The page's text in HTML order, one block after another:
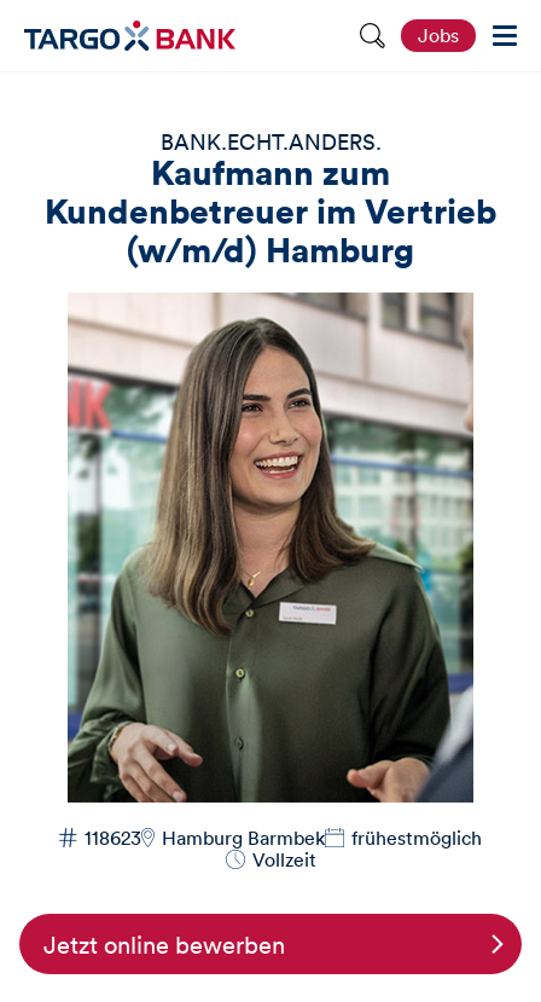
S
e
u
r
c
h
u
c
n
Jobs
BANK.ECHT.ANDERS.
Kaufmann zum
Kundenbetreuer im Vertrieb
(w/m/d) Hamburg
118623 Hamburg Barmbek
frühestmöglich
Vollzeit
Jetzt online bewerben